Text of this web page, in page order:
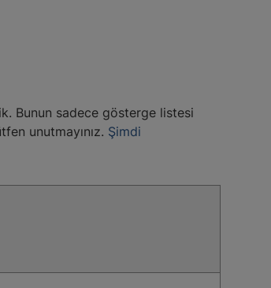
Bunun sadece gösterge listesi
unutmayınız. Şimdi